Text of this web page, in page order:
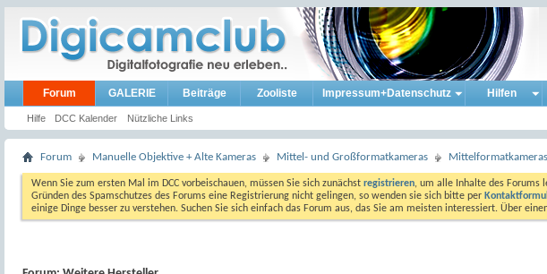
Forum
Hilfe DCC Kalender Nützliche Links
GALERIE Beiträge Zooliste Impressum+Datenschutz Hilfen
Forum Manuelle Objektive + Alte Kameras Mittel- und Großformatkameras Mittelformatkameras
Wenn Sie zum ersten Mal im DCC vorbeischauen, müssen Sie sich zunächst registrieren, um alle Inhalte des Forums
Gründen des Spamschutzes des Forums eine Registrierung nicht gelingen, so wenden sie sich bitte per
einige Dinge besser zu verstehen. Suchen Sie sich einfach das Forum aus, das Sie am meisten interessiert. Über